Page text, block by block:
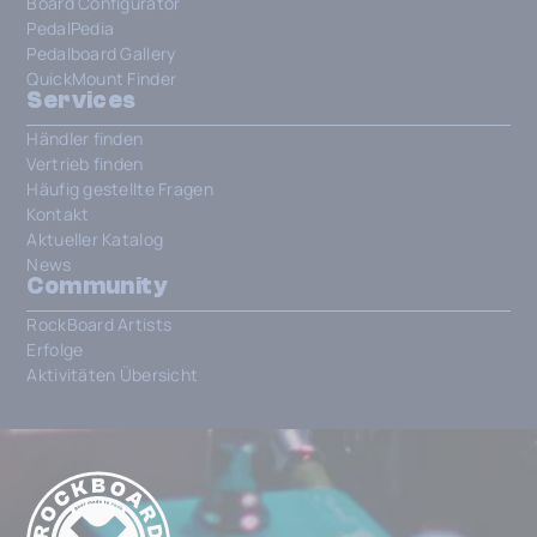
PedalPedia
Pedalboard Gallery
QuickMount Finder
Services
Händler finden
Vertrieb finden
Häufig gestellte Fragen
Kontakt
Aktueller Katalog
News
Community
RockBoard Artists
Erfolge
Aktivitäten Übersicht